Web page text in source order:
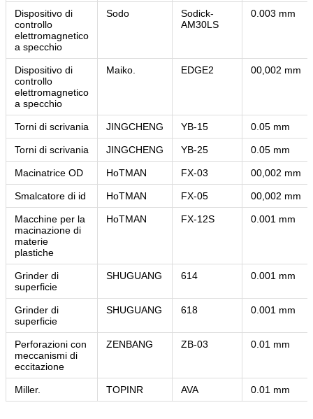
Invia
Dispositivo di
controllo
elettromagnetico
a specchio
Sodo
Sodick-
AM30LS
0.003 mm
Dispositivo di
controllo
elettromagnetico
a specchio
Maiko. EDGE2 00,002 mm
Torni di scrivania JINGCHENG YB-15 0.05 mm
Torni di scrivania JINGCHENG YB-25 0.05 mm
Macinatrice OD HoTMAN FX-03 00,002 mm
Smalcatore di id HoTMAN FX-05 00,002 mm
Macchine per la
macinazione di
materie
plastiche
HoTMAN FX-12S 0.001 mm
Grinder di
superficie
SHUGUANG 614 0.001 mm
Grinder di
superficie
SHUGUANG 618 0.001 mm
Perforazioni con
meccanismi di
eccitazione
ZENBANG ZB-03 0.01 mm
Miller. TOPINR AVA 0.01 mm